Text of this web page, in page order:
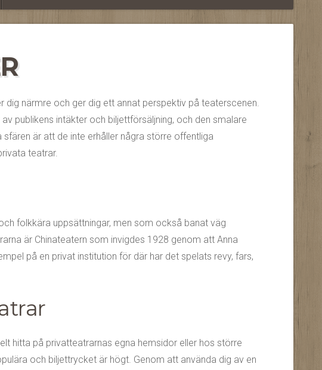
närmre och ger dig ett annat perspektiv på teaterscenen.
publikens intäkter och biljettförsäljning, och den smalare
är att de inte erhåller några större offentliga
teatrar.
folkkära uppsättningar, men som också banat väg
är Chinateatern som invigdes 1928 genom att Anna
på en privat institution för där har det spelats revy, fars,
hitta på privatteatrarnas egna hemsidor eller hos större
och biljettrycket är högt. Genom att använda dig av en